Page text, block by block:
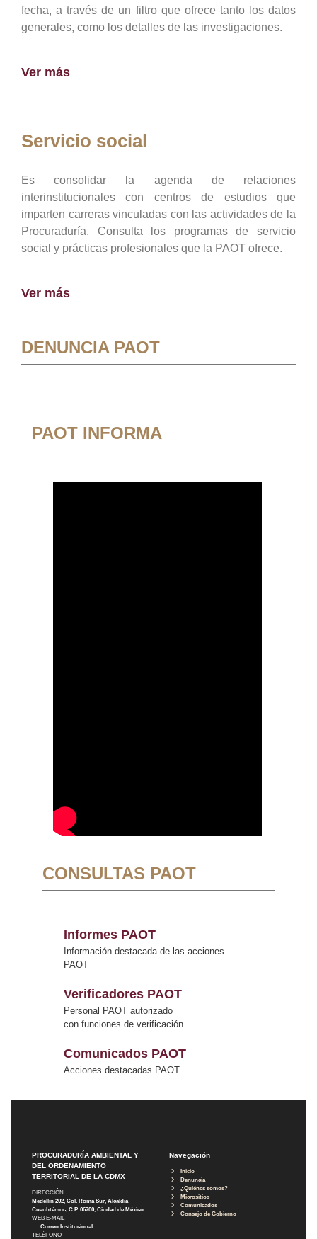
fecha, a través de un filtro que ofrece tanto los datos
generales, como los detalles de las investigaciones.
Ver más
Servicio social
Es consolidar la agenda de relaciones
interinstitucionales con centros de estudios que
imparten carreras vinculadas con las actividades de la
Procuraduría, Consulta los programas de servicio
social y prácticas profesionales que la PAOT ofrece.
Ver más
DENUNCIA PAOT
PAOT INFORMA
CONSULTAS PAOT
Informes PAOT
Información destacada de las acciones
PAOT
Verificadores PAOT
Personal PAOT autorizado
con funciones de verificación
Comunicados PAOT
Acciones destacadas PAOT
PROCURADURÍA AMBIENTAL Y
DEL ORDENAMIENTO
TERRITORIAL DE LA CDMX
DIRECCIÓN
Medellín 202, Col. Roma Sur, Alcaldía
Cuauhtémoc, C.P. 06700, Ciudad de México
WEB E-MAIL
Correo Institucional
TELÉFONO
Navegación
Inicio
Denuncia
¿Quiénes somos?
Micrositios
Comunicados
Consejo de Gobierno